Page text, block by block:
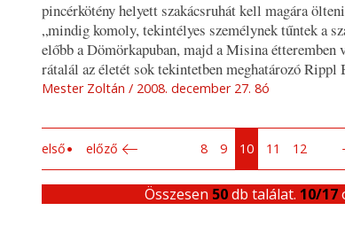
pincérkötény helyett szakácsruhát kell magára
„mindig komoly, tekintélyes személynek tűntek a
előbb a Dömörkapuban, majd a Misina étteremben
rátalál az életét sok tekintetben meghatározó Rippl
Mester Zoltán 2008. december 27. 8ó
első előző 8 9 10 11 12
Összesen 50db találat. 10/17